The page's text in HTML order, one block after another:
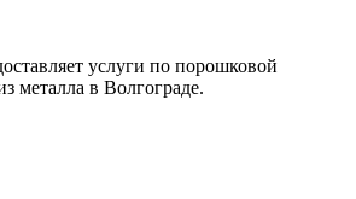
услуги по порошковой
металла в Волгограде.